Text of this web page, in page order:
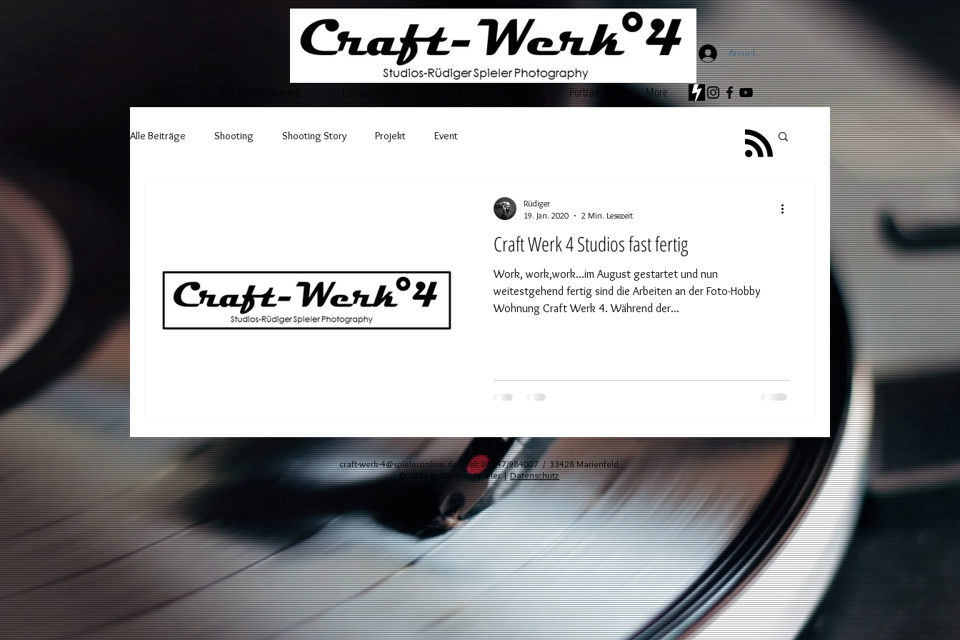
Anmelden
Portraits More
Alle Beiträge Shooting Shooting Story Projekt Event
Craft Werk 4 Studios fast fertig
Work, work,work...im August gestartet und nun
weitestgehend fertig sind die Arbeiten an der Foto-Hobby
Wohnung Craft Werk 4. Während der...
Rüdiger
19. Jan. 2020
2 Min. Lesezeit
craft-werk-4@spieleronline.de/ Tel: 05247/984007/ 33428 Marienfeld
©2026 by Rüdiger Spieler |Datenschutz